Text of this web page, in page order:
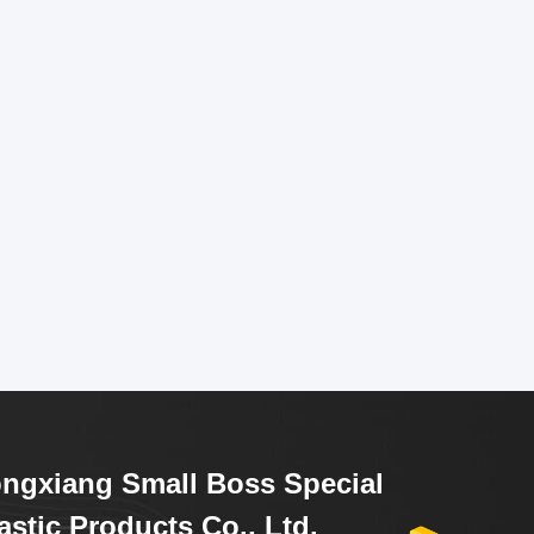
Small Boss Special
Products Co., Ltd.